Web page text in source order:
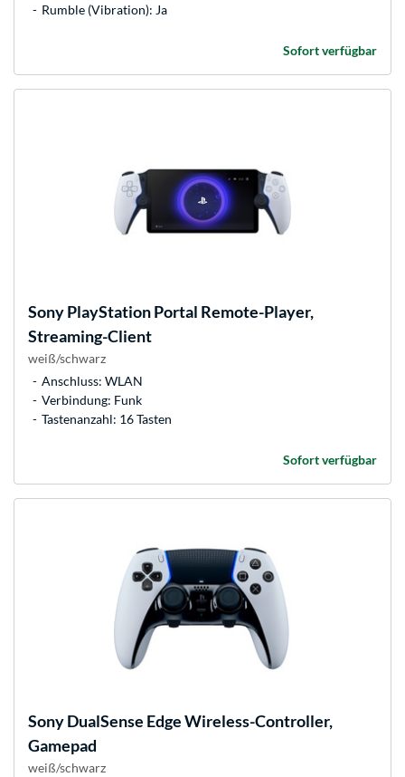
Rumble (Vibration): Ja
Sofort verfügbar
SonyPlayStation Portal Remote-Player,
Streaming-Client
weiß/schwarz
Anschluss: WLAN
Verbindung: Funk
Tastenanzahl: 16 Tasten
Sofort verfügbar
SonyDualSense Edge Wireless-Controller,
Gamepad
weiß/schwarz